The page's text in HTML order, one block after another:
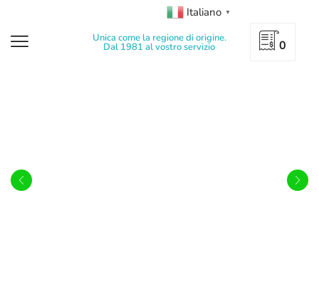
Italiano ▼
Unica come la regione di origine.
Dal 1981 al vostro servizio 0